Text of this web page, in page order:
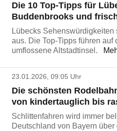
Die 10 Top-Tipps für
Buddenbrooks und
Lübecks
aus. Die Top-Tipps führen auf
umflossene Altstadtinsel.
23.01.2026, 09:05 Uhr
Die schönsten
von kindertauglich bis
Schlittenfahren wird immer
Deutschland von Bayern